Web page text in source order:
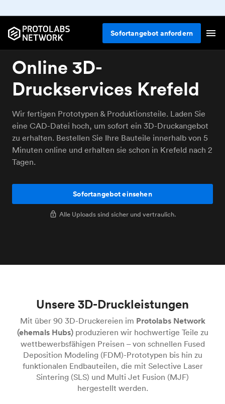
Sofortangebot anfordern
Online 3D-
Druckservices Krefeld
Wir fertigen Prototypen & Produktionsteile. Laden Sie
eine CAD-Datei hoch, um sofort ein 3D-Druckangebot
zu erhalten. Bestellen Sie Ihre Bauteile innerhalb von 5
Minuten online und erhalten sie schon in Krefeld nach 2
Tagen.
Sofortangebot einsehen
Alle Uploads sind sicher und vertraulich.
Unsere 3D-Druckleistungen
Mit über 90 3D-Druckereien im Protolabs Network
(ehemals Hubs)produzieren wir hochwertige Teile zu
wettbewerbsfähigen Preisen – von schnellen Fused
Deposition Modeling (FDM)-Prototypen bis hin zu
funktionalen Endbauteilen, die mit Selective Laser
Sintering (SLS) und Multi Jet Fusion (MJF)
hergestellt werden.